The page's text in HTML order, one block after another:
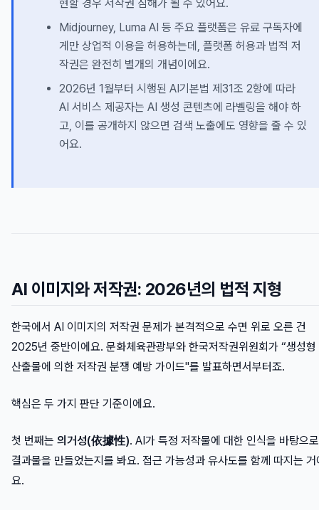
현할 경우 저작권 침해가 될 수 있어요.
Midjourney, Luma AI 등 주요 플랫폼은 유료 구독자에
게만 상업적 이용을 허용하는데, 플랫폼 허용과 법적 저
작권은 완전히 별개의 개념이에요.
2026년 1월부터 시행된 AI기본법 제31조 2항에 따라
AI 서비스 제공자는 AI 생성 콘텐츠에 라벨링을 해야 하
고, 이를 공개하지 않으면 검색 노출에도 영향을 줄 수 있
어요.
AI 이미지와 저작권: 2026년의 법적 지형
한국에서 AI 이미지의 저작권 문제가 본격적으로 수면 위로 오른 건
2025년 중반이에요. 문화체육관광부와 한국저작권위원회가 “생성형
산출물에 의한 저작권 분쟁 예방 가이드"를 발표하면서부터죠.
핵심은 두 가지 판단 기준이에요.
첫 번째는 의거성(依據性). AI가 특정 저작물에 대한 인식을 바탕으로
결과물을 만들었는지를 봐요. 접근 가능성과 유사도를 함께 따지는 거
요.